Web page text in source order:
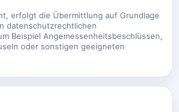
erfolgt die Übermittlung auf Grundlage
datenschutzrechtlichen
Beispiel Angemessenheitsbeschlüssen,
oder sonstigen geeigneten